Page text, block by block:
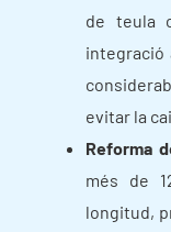
de teula
evitar la
Reforma
més de
longitud,